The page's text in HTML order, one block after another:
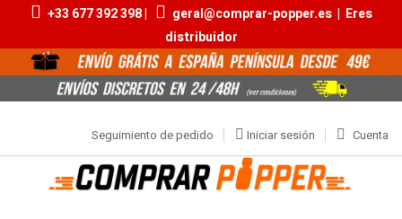
+33 677 392 398 | geral@comprar-popper.es| Eres
distribuidor
Cuenta
Iniciar sesión
Seguimiento de pedido